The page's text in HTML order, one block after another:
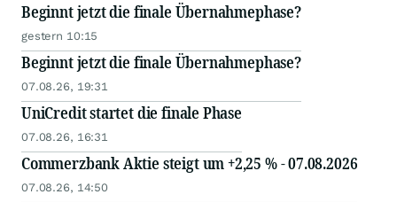
Beginnt jetzt die finale Übernahmephase?
gestern 10:15
Beginnt jetzt die finale Übernahmephase?
07.08.26, 19:31
UniCredit startet die finale Phase
07.08.26, 16:31
Commerzbank Aktie steigt um +2,25 % - 07.08.2026
07.08.26, 14:50